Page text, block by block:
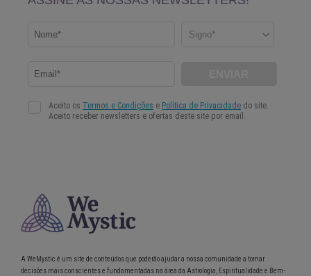
A WeMystic é um site de conteúdos que poderão ajudar a nossa comunidade a tomar
decisões mais conscientes e fundamentadas na área da Astrologia, Espiritualidade e Bem-